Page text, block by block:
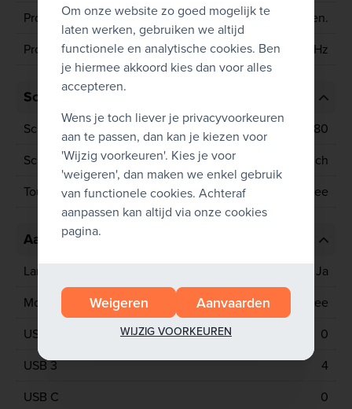
Processor generatie
11de gen.
Processor
1145G7 2.6 GHz
Scherm
Schermresolutie
1920x1080
Schermgrootte
14 inch
Touchscreen
Nee
Aansluitingen
Lan poort
Ja
Mobiel netwerk
Nee
USB 2
0
USB 3
4
USB C
0
Om onze website zo goed mogelijk te
laten werken, gebruiken we altijd
functionele en analytische cookies. Ben
je hiermee akkoord kies dan voor alles
accepteren.
Wens je toch liever je privacyvoorkeuren
aan te passen, dan kan je kiezen voor
'Wijzig voorkeuren'. Kies je voor
'weigeren', dan maken we enkel gebruik
van functionele cookies. Achteraf
aanpassen kan altijd via onze cookies
pagina.
Weigeren Aanvaarden
WIJZIG VOORKEUREN